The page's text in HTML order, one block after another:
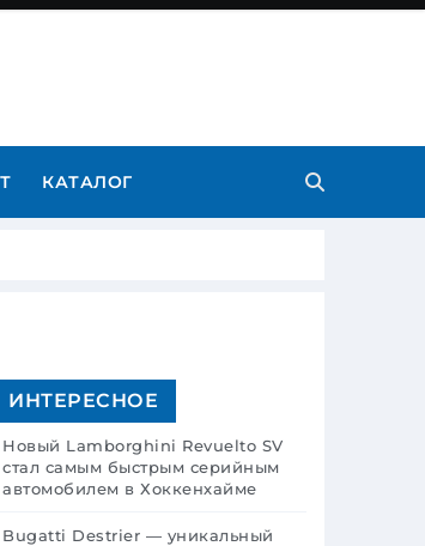
КАТАЛОГ
ИНТЕРЕСНОЕ
Новый Lamborghini Revuelto SV
стал самым быстрым серийным
автомобилем в Хоккенхайме
Bugatti Destrier — уникальный